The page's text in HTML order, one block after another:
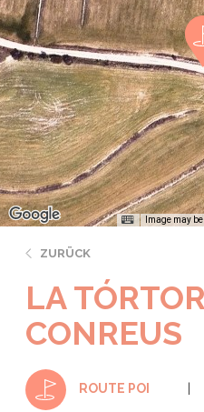
Image may
ZURÜCK
LA
CONREUS
ROUTE POI